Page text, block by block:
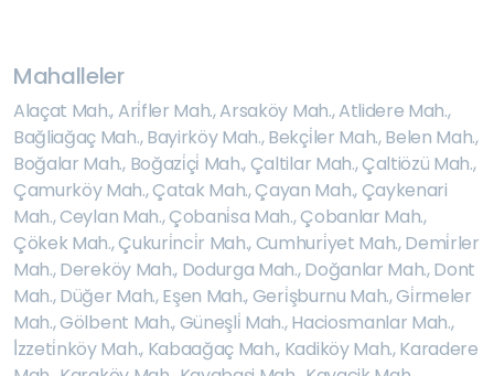
Mahalleler
Alaçat Mah.,Ari̇fler Mah.,Arsaköy Mah.,Atlidere Mah.,
Bağliağaç Mah.,Bayirköy Mah.,Bekçi̇ler Mah.,Belen Mah.,
Boğalar Mah., Boğazi̇çi̇ Mah.,Çaltilar Mah.,Çaltiözü Mah.,
Çamurköy Mah.,Çatak Mah.,Çayan Mah.,Çaykenari
Mah.,Ceylan Mah.,Çobani̇sa Mah.,Çobanlar Mah.,
Çökek Mah.,Çukuri̇nci̇r Mah.,Cumhuri̇yet Mah.,Demi̇rler
Mah.,Dereköy Mah., Dodurga Mah.,Doğanlar Mah.,Dont
Mah.,Düğer Mah.,Eşen Mah.,Geri̇şburnu Mah.,Gi̇rmeler
Mah.,Gölbent Mah.,Güneşli̇ Mah.,Haciosmanlar Mah.,
İ̇zzeti̇nköy Mah., Kabaağaç Mah., Kadiköy Mah.,Karadere